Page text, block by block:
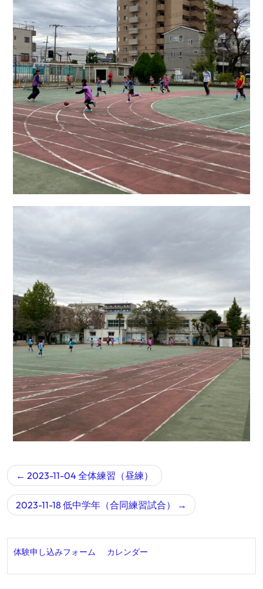
2023-11-04 全体練習（昼練）
2023-11-18 低中学年（合同練習試合）
体験申し込みフォーム カレンダー